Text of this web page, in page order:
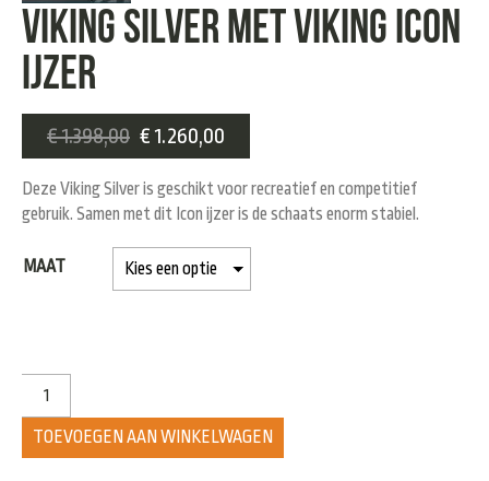
Viking Silver met Viking Icon
ijzer
€1.398,00 € 1.260,00
Deze Viking Silver is geschikt voor recreatief en competitief
gebruik. Samen met dit Icon ijzer is de schaats enorm stabiel.
MAAT
TOEVOEGEN AAN WINKELWAGEN